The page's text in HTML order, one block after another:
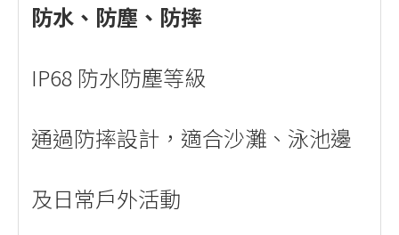
防水、防塵、防摔
IP68 防水防塵等級
通過防摔設計，適合沙灘、泳池邊
及日常戶外活動